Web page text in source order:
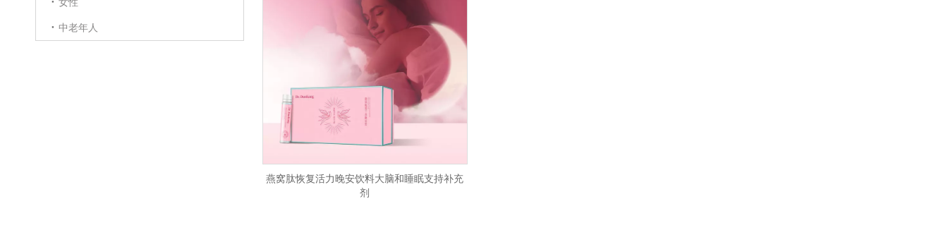
中老年人
燕窝肽恢复活力晚安饮料大脑和睡眠支持补充
剂